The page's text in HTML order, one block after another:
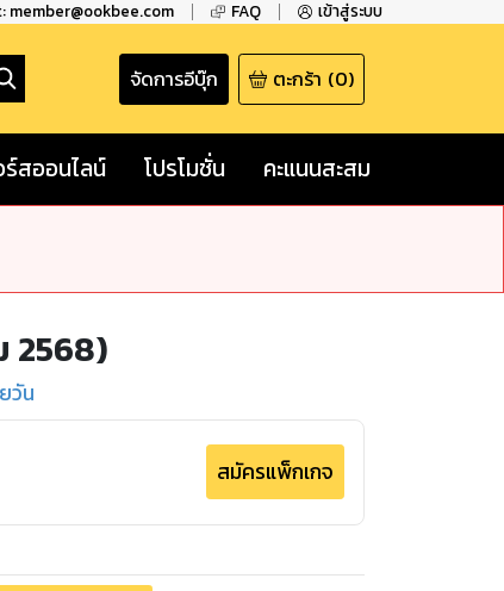
FAQ เข้าสู่ระบบ
จัดการอีบุ๊ก ตะกร้า (0)
สออนไลน์ โปรโมชั่น คะแนนสะสม
2568)
วัน
สมัครแพ็กเกจ